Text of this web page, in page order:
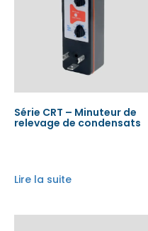
Série CRT – Minuteur de
relevage de condensats
Lire la suite